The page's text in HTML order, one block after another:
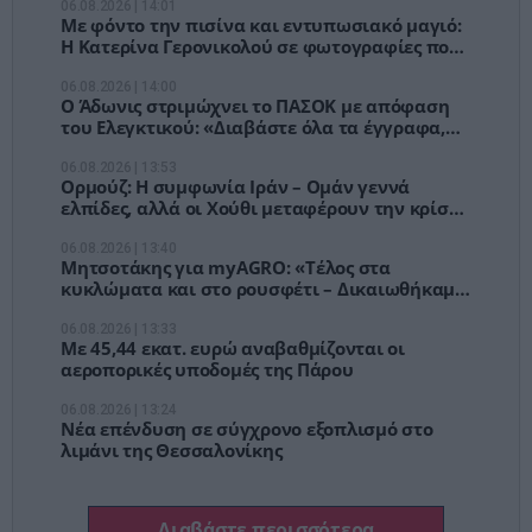
Με φόντο την πισίνα και εντυπωσιακό μαγιό:
Η Κατερίνα Γερονικολού σε φωτογραφίες που
Ο Άδωνις στριμώχνει το ΠΑΣΟΚ με απόφαση
του Ελεγκτικού: «Διαβάστε όλα τα έγγραφα,
Ορμούζ: Η συμφωνία Ιράν – Ομάν γεννά
ελπίδες, αλλά οι Χούθι μεταφέρουν την κρίση
Μητσοτάκης για myAGRO: «Τέλος στα
κυκλώματα και στο ρουσφέτι – Δικαιωθήκαμε
Με 45,44 εκατ. ευρώ αναβαθμίζονται οι
αεροπορικές υποδομές της Πάρου
Νέα επένδυση σε σύγχρονο εξοπλισμό στο
λιμάνι της Θεσσαλονίκης